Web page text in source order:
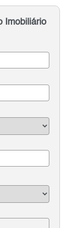
Imobiliário